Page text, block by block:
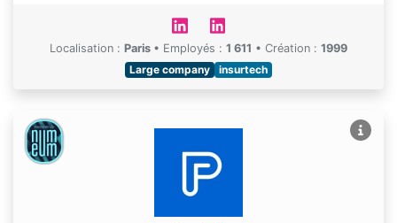
Localisation : Paris • Employés : 1 611 • Création : 1999
Large company
insurtech